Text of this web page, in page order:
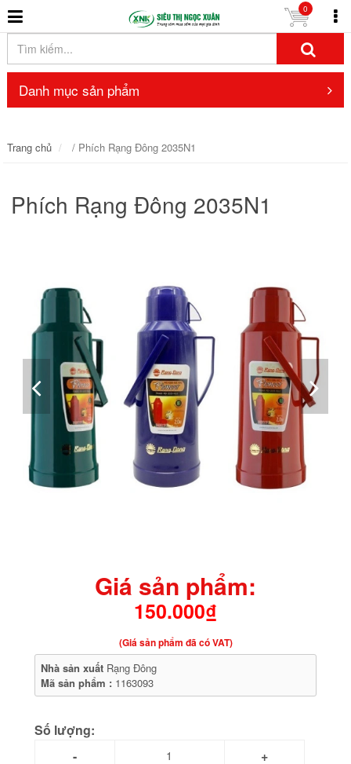
0
Danh mục sản phẩm
Trang chủ / Phích Rạng Đông 2035N1
Phích Rạng Đông 2035N1
Giá sản phẩm:
150.000₫
(Giá sản phẩm đã có VAT)
Nhà sản xuất Rạng Đông
Mã sản phẩm : 1163093
Số lượng: